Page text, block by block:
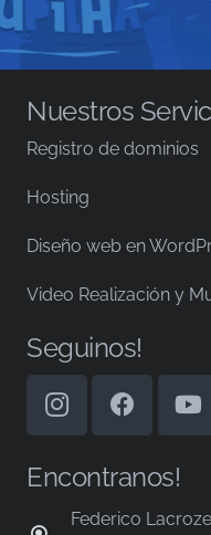
Nuestros
Registro de dominios
Hosting
Diseño web en
Video Realización y
Seguinos!
Encontranos!
Federico